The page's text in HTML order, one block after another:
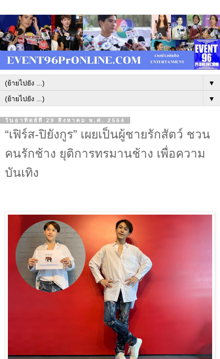
▼
▼
วันอาทิตย์ที่ 29 สิงหาคม พ.ศ. 2564
“เฟิร์ส-ปิยังกูร” เผยเป็นผู้ชายรักสัตว์ ชวน
คนรักช้าง ยุติการทรมานช้าง เพื่อความ
บันเทิง